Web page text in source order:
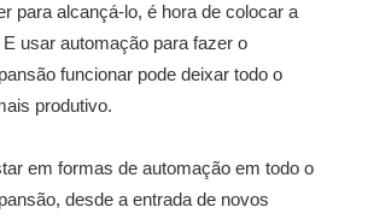
para alcançá-lo, é hora de colocar a
usar automação para fazer o
funcionar pode deixar todo o
produtivo.
em formas de automação em todo o
desde a entrada de novos